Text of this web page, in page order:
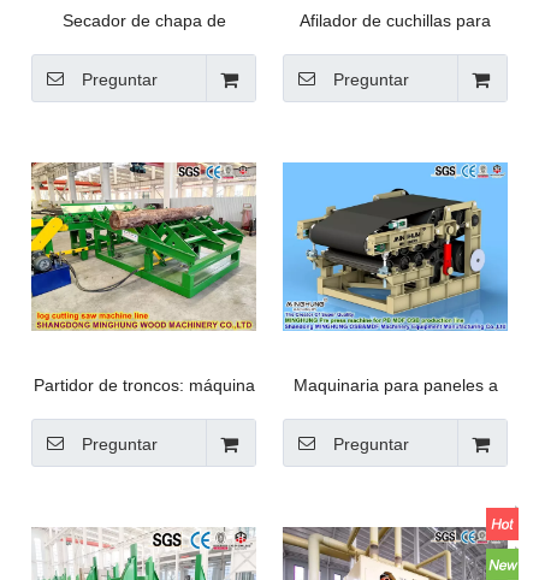
Secador de chapa de
silencioso
Preguntar
Afilador de cuchillas para
Preguntar
Partidor de troncos: máquina
Elevación automática y
volteo Equipo de aserrado
para madera Sierra de cinta
horizontal para madera
Preguntar
Maquinaria para paneles a
preprensadora continua de
rodillos múltiples para
tableros de partículas
Preguntar